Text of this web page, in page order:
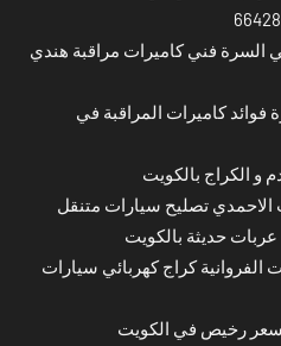
السرة فني كاميرات مراقبة هندي
فوائد كاميرات المراقبة في
و الكراج بالكويت
تصليح سيارات متنقل
حديثة بالكويت
كراج كهربائي سيارات
رخيص في الكويت